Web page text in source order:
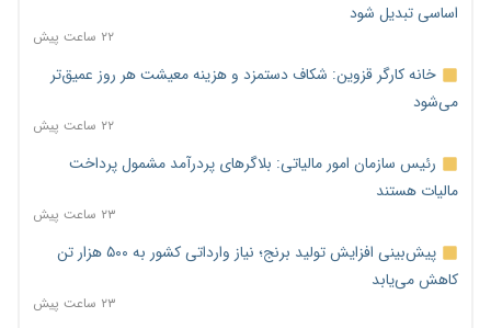
اساسی تبدیل شود
۲۲ ساعت پیش
خانه کارگر قزوین: شکاف دستمزد و هزینه معیشت هر روز عمیق‌تر
می‌شود
۲۲ ساعت پیش
رئیس سازمان امور مالیاتی: بلاگرهای پردرآمد مشمول پرداخت
مالیات هستند
۲۳ ساعت پیش
پیش‌بینی افزایش تولید برنج؛ نیاز وارداتی کشور به ۵۰۰ هزار تن
کاهش می‌یابد
۲۳ ساعت پیش